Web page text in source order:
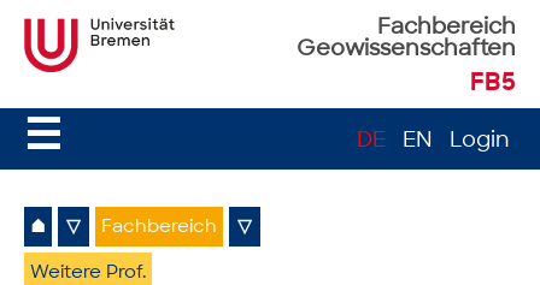
Fachbereich
Geowissenschaften
FB5
☰ DE EN Login
⌂ ▽ Fachbereich ▽
Weitere Prof.